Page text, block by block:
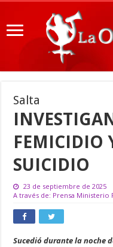
Salta
FEMICIDIO
SUICIDIO
23 de septiembre de 2025
A través de: Prensa Ministerio
Sucedió durante la noche